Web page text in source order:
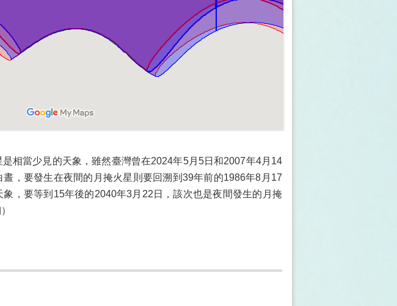
相當少見的天象，雖然臺灣曾在2024年5月5日和2007年4月14
，要發生在夜間的月掩火星則要回溯到39年前的1986年8月17
，要等到15年後的2040年3月22日，該次也是夜間發生的月掩